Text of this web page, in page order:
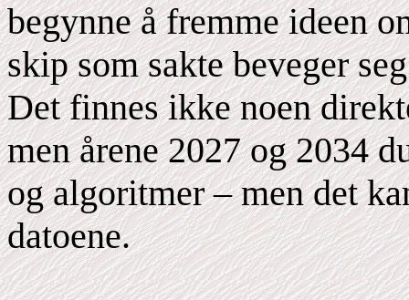
begynne å fremme ideen
skip som sakte beveger
Det finnes ikke noen
men årene 2027 og 2034
og algoritmer – men det
datoene.